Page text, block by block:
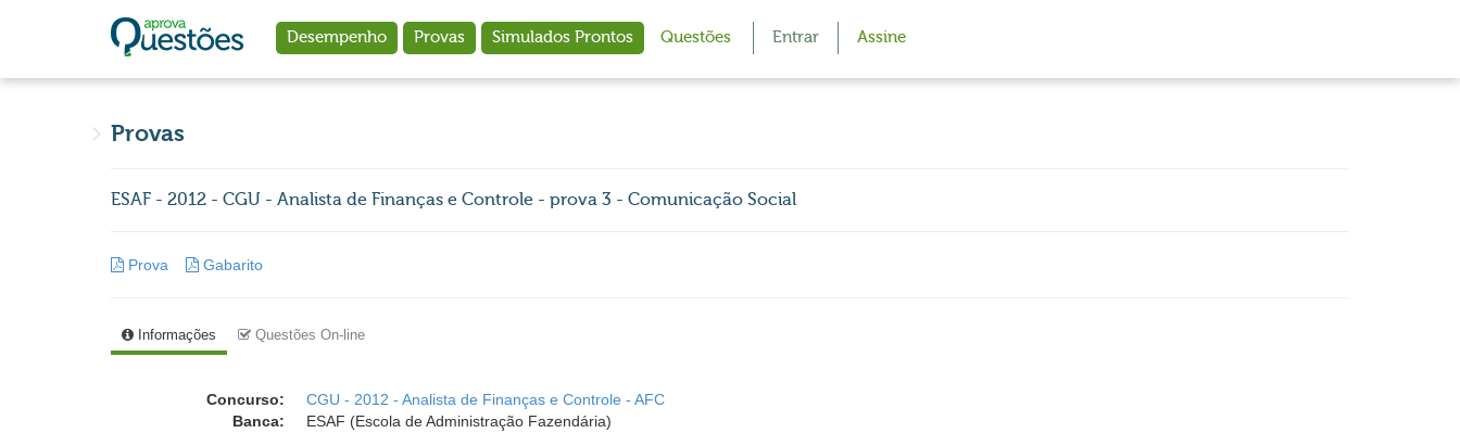
Desempenho Provas Simulados Prontos Questões Entrar Assine
Provas
ESAF - 2012 - CGU - Analista de Finanças e Controle - prova 3 - Comunicação Social
Prova Gabarito
Informações Questões On-line
Concurso:
CGU - 2012 - Analista de Finanças e Controle - AFC
Banca:
ESAF (Escola de Administração Fazendária)